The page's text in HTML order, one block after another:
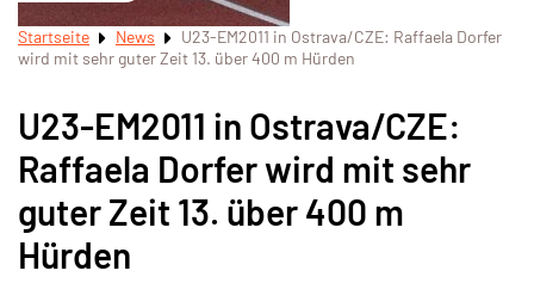
Startseite News
U23-EM2011 in Ostrava/CZE: Raffaela Dorfer
wird mit sehr guter Zeit 13. über 400 m Hürden
U23-EM2011 in Ostrava/CZE:
Raffaela Dorfer wird mit sehr
guter Zeit 13. über 400 m
Hürden